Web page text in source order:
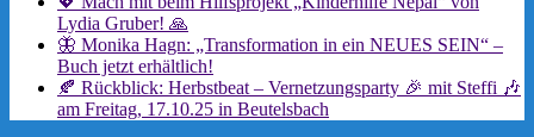
Lydia Gruber! 🙏
🦋 Monika Hagn: „Transformation in ein NEUES SEIN“ –
Buch jetzt erhältlich!
🍂 Rückblick: Herbstbeat – Vernetzungsparty 🎉 mit Steffi 🎶
am Freitag, 17.10.25 in Beutelsbach